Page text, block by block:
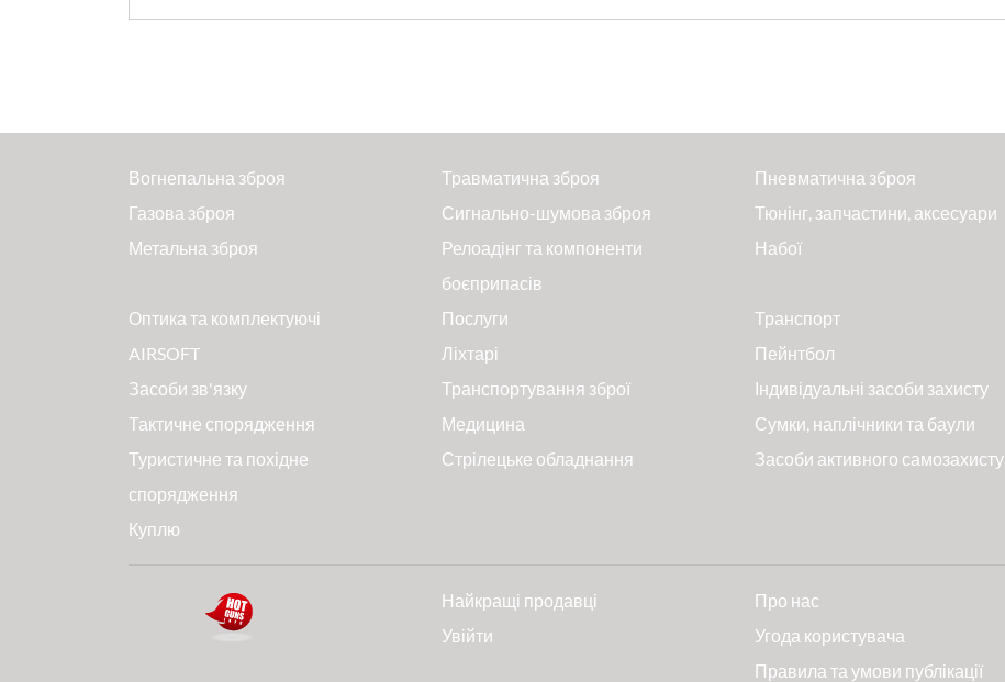
Вогнепальна зброя Травматична зброя Пневматична зброя
Газова зброя
Сигнально-шумова зброя Тюнінг, запчастини, аксесуари
Метальна зброя
Релоадінг та компоненти
боєприпасів
Набої
Оптика та комплектуючі Послуги Транспорт
AIRSOFT
Ліхтарі Пейнтбол
Засоби зв'язку
Транспортування зброї Індивідуальні засоби захисту
Тактичне спорядження
Медицина Сумки, наплічники та баули
Туристичне та похідне
спорядження
Стрілецьке обладнання Засоби активного самозахисту
Куплю
Найкращі продавці
Увійти
Про нас
Угода користувача
Правила та умови публікації